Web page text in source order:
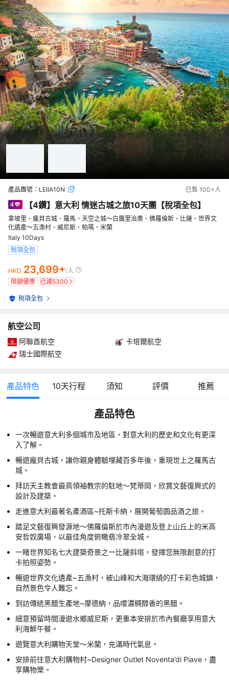
產品團號： LEIIA10N 已售 100+人
【4鑽】意大利 情迷古城之旅10天團【稅項全包】
拿坡里、龐貝古城、羅馬、天空之城～白露里治奧、佛羅倫斯、比薩、世界文
化遺產～五漁村、威尼斯、帕瑪、米蘭
Italy 10Days
稅項全包
HKD 23,699+/人
限額優惠
已減5300
稅項全包
航空公司
阿聯酋航空
卡塔爾航空
瑞士國際航空
產品特色 10天行程 須知 評價 推薦
產品特色
一次暢遊意大利多個城市及地區，對意大利的歷史和文化有更深
入了解。
暢遊龐貝古城，讓你親身體驗埋藏百多年後，重現世上之羅馬古
城。
拜訪天主教會最高領袖教宗的駐地～梵蒂岡，欣賞文藝復興式的
設計及建築。
走進意大利最著名產酒區~托斯卡納，展開葡萄園品酒之旅。
踏足文藝復興發源地～佛羅倫斯於市內漫遊及登上山丘上的米高
安哲奴廣場，以最佳角度俯瞰翡冷翠全城。
一睹世界知名七大建築奇景之一比薩斜塔，發揮您無限創意的打
卡拍照姿勢。
暢遊世界文化遺產~五漁村，被山峰和大海環繞的打卡彩色城鎮，
自然景色令人難忘。
到訪傳統黑醋生產地~摩德納，品嚐濃稠醇香的黑醋。
細意預留時間漫遊水鄉威尼斯，更重本安排於市內餐廳享用意大
利海鮮午餐。
遊覽意大利購物天堂～米蘭，充滿時代氣息。
安排前往意大利購物村~Designer Outlet Noventa’di Piave，盡
享購物樂。